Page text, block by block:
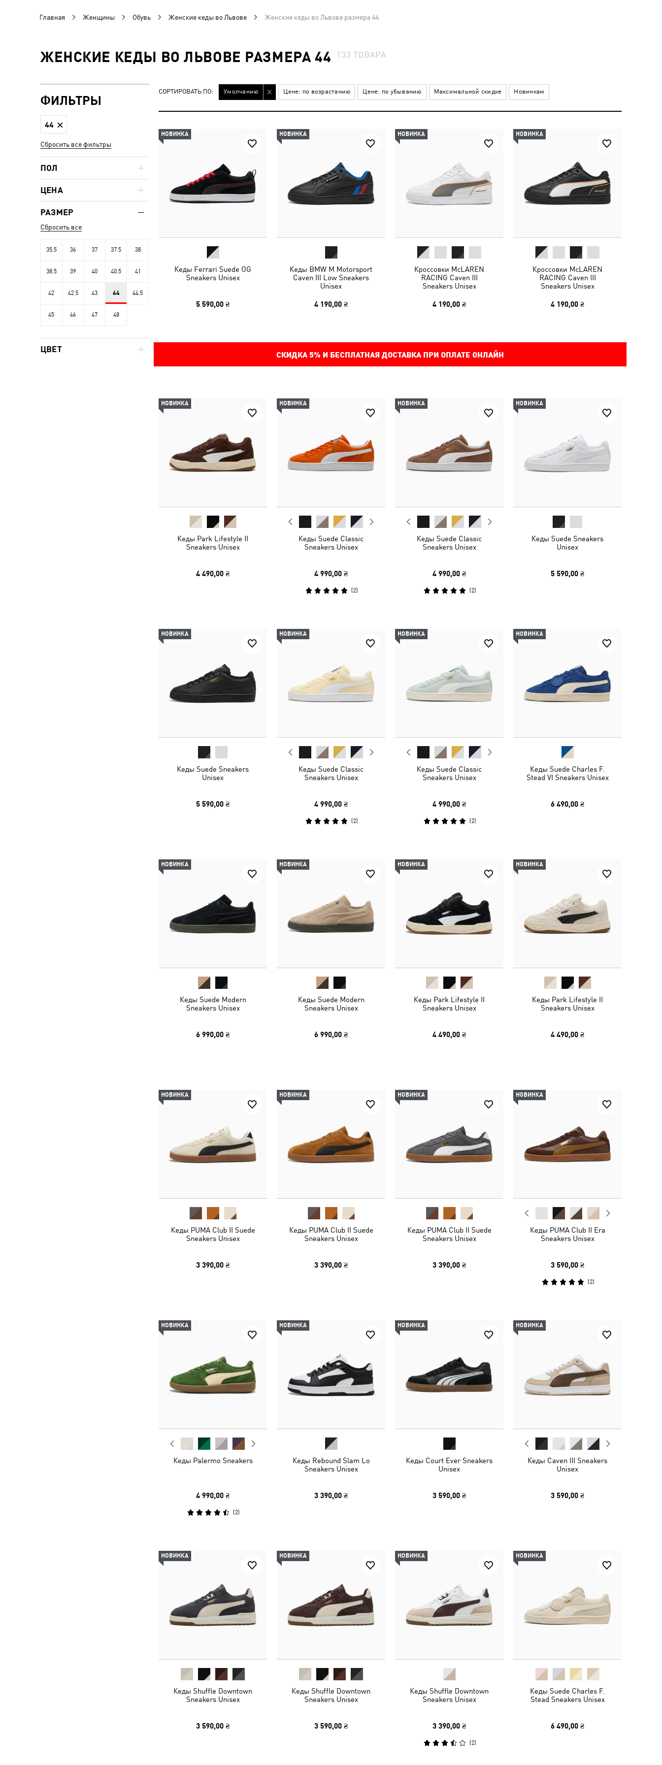
Главная Женщины Обувь Женские кеды во Львове Женские кеды во Львове размера 44
ЖЕНСКИЕ КЕДЫ ВО ЛЬВОВЕ РАЗМЕРА 44 133ТОВАРА
СОРТИРОВАТЬ ПО: Умолчанию Цене: по возрастанию Цене: по убыванию Максимальной скидке Новинкам
НОВИНКА
Кеды Ferrari Suede OG
Sneakers Unisex
5 590,00 ₴
НОВИНКА
Кеды BMW M Motorsport
Caven III Low Sneakers
Unisex
4 190,00 ₴
НОВИНКА
Кроссовки McLAREN
RACING Caven III
Sneakers Unisex
4 190,00 ₴
НОВИНКА
Кроссовки McLAREN
RACING Caven III
Sneakers Unisex
4 190,00 ₴
СКИДКА 5% И БЕСПЛАТНАЯ ДОСТАВКА ПРИ ОПЛАТЕ ОНЛАЙН
НОВИНКА
Кеды Park Lifestyle II
Sneakers Unisex
4 490,00 ₴
НОВИНКА
Кеды Suede Classic
Sneakers Unisex
4 990,00 ₴
(2)
НОВИНКА
Кеды Suede Classic
Sneakers Unisex
4 990,00 ₴
(2)
НОВИНКА
Кеды Suede Sneakers
Unisex
5 590,00 ₴
НОВИНКА
Кеды Suede Sneakers
Unisex
5 590,00 ₴
НОВИНКА
Кеды Suede Classic
Sneakers Unisex
4 990,00 ₴
(2)
НОВИНКА
Кеды Suede Classic
Sneakers Unisex
4 990,00 ₴
(2)
НОВИНКА
Кеды Suede Charles F.
Stead VI Sneakers Unisex
6 490,00 ₴
НОВИНКА
Кеды Suede Modern
Sneakers Unisex
6 990,00 ₴
НОВИНКА
Кеды Suede Modern
Sneakers Unisex
6 990,00 ₴
НОВИНКА
Кеды Park Lifestyle II
Sneakers Unisex
4 490,00 ₴
НОВИНКА
Кеды Park Lifestyle II
Sneakers Unisex
4 490,00 ₴
НОВИНКА
Кеды PUMA Club II Suede
Sneakers Unisex
3 390,00 ₴
НОВИНКА
Кеды PUMA Club II Suede
Sneakers Unisex
3 390,00 ₴
НОВИНКА
Кеды PUMA Club II Suede
Sneakers Unisex
3 390,00 ₴
НОВИНКА
Кеды PUMA Club II Era
Sneakers Unisex
3 590,00 ₴
(2)
НОВИНКА
Кеды Palermo Sneakers
4 990,00 ₴
(2)
НОВИНКА
Кеды Rebound Slam Lo
Sneakers Unisex
3 390,00 ₴
НОВИНКА
Кеды Court Ever Sneakers
Unisex
3 590,00 ₴
НОВИНКА
Кеды Caven III Sneakers
Unisex
3 590,00 ₴
НОВИНКА
Кеды Shuffle Downtown
Sneakers Unisex
3 590,00 ₴
НОВИНКА
Кеды Shuffle Downtown
Sneakers Unisex
3 590,00 ₴
НОВИНКА
Кеды Shuffle Downtown
Sneakers Unisex
3 390,00 ₴
(2)
НОВИНКА
Кеды Suede Charles F.
Stead Sneakers Unisex
6 490,00 ₴
ФИЛЬТРЫ
44
Сбросить все фильтры
ПОЛ
ЦЕНА
РАЗМЕР
Сбросить все
35.5 36 37 37.5 38
38.5 39 40 40.5 41
42 42.5 43 44 44.5
45 46 47 48
ЦВЕТ